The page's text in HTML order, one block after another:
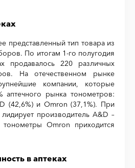
представленный тип товара из
По итогам 1-го полугодия
продавалось 220 различных
На отечественном рынке
компании, которые
аптечного рынка тонометров:
(42,6%) и Omron (37,1%). При
производитель A&D –
Omron приходится
в аптеках